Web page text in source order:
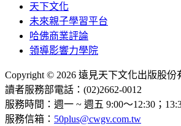
天下文化
未來親子學習平台
哈佛商業評論
領導影響力學院
Copyright © 2026 遠見天下文化出版股份
讀者服務部電話：(02)2662-0012
服務時間：週一 ~ 週五 9:00～12:30；
服務信箱： 50plus@cwgv.com.tw